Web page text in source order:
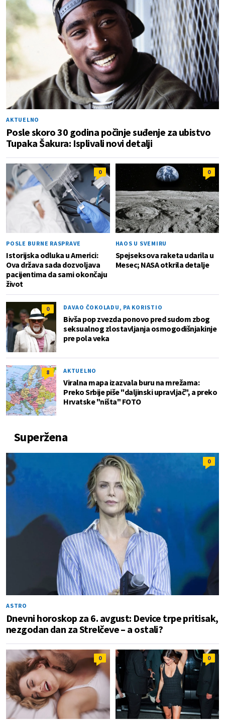
AKTUELNO
Posle skoro 30 godina počinje suđenje za ubistvo
Tupaka Šakura: Isplivali novi detalji
0
POSLE BURNE RASPRAVE
Istorijska odluka u Americi:
Ova država sada dozvoljava
pacijentima da sami okončaju
život
0
HAOS U SVEMIRU
Spejseksova raketa udarila u
Mesec; NASA otkrila detalje
0 DAVAO ČOKOLADU, PA KORISTIO
Bivša pop zvezda ponovo pred sudom zbog
seksualnog zlostavljanja osmogodišnjakinje
pre pola veka
8 AKTUELNO
Viralna mapa izazvala buru na mrežama:
Preko Srbije piše "daljinski upravljač", a preko
Hrvatske "ništa" FOTO
Superžena
0
ASTRO
Dnevni horoskop za 6. avgust: Device trpe pritisak,
nezgodan dan za Strelčeve – a ostali?
0 0